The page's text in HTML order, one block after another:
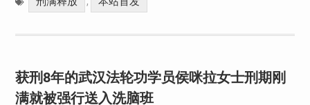
获刑8年的武汉法轮功学员侯咪拉女士刑期刚
满就被强行送入洗脑班